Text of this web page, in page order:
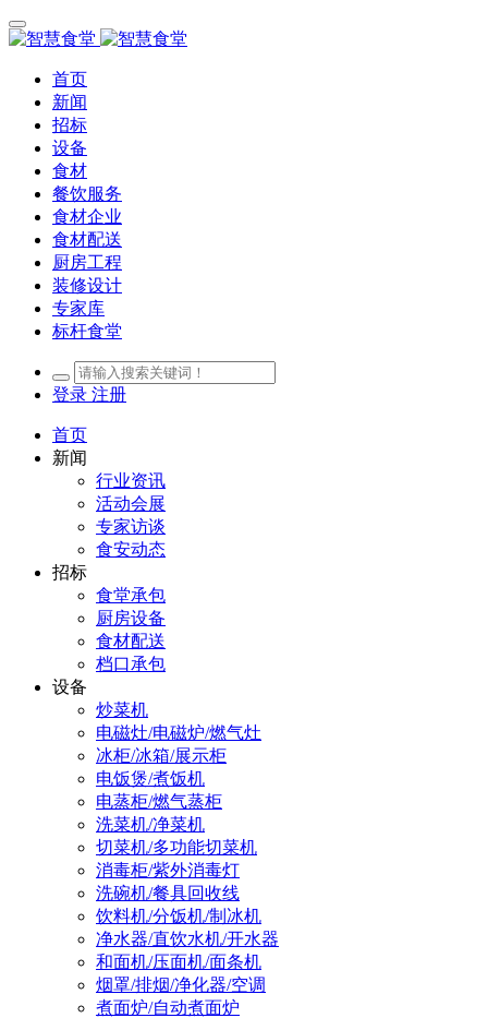
首页
新闻
招标
设备
食材
餐饮服务
食材企业
食材配送
厨房工程
装修设计
专家库
标杆食堂
登录 注册
首页
新闻
行业资讯
活动会展
专家访谈
食安动态
招标
食堂承包
厨房设备
食材配送
档口承包
设备
炒菜机
电磁灶/电磁炉/燃气灶
冰柜/冰箱/展示柜
电饭煲/煮饭机
电蒸柜/燃气蒸柜
洗菜机/净菜机
切菜机/多功能切菜机
消毒柜/紫外消毒灯
洗碗机/餐具回收线
饮料机/分饭机/制冰机
净水器/直饮水机/开水器
和面机/压面机/面条机
烟罩/排烟/净化器/空调
煮面炉/自动煮面炉